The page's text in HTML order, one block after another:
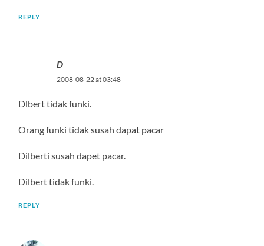
REPLY
D
2008-08-22 at 03:48
Dlbert tidak funki.
Orang funki tidak susah dapat pacar
Dilberti susah dapet pacar.
Dilbert tidak funki.
REPLY